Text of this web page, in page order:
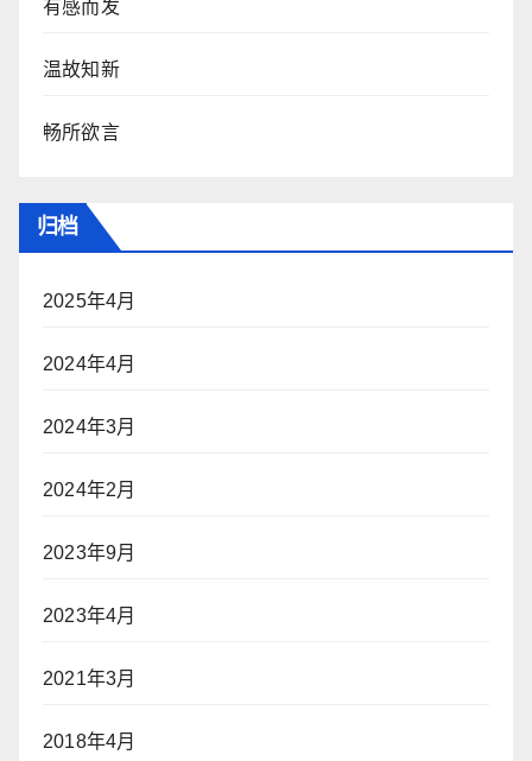
有感而发
温故知新
畅所欲言
归档
2025年4月
2024年4月
2024年3月
2024年2月
2023年9月
2023年4月
2021年3月
2018年4月